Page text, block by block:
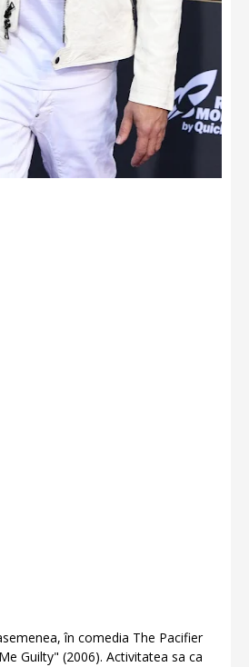
în comedia The Pacifier
Guilty" (2006). Activitatea sa ca